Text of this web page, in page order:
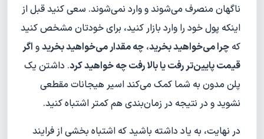
ناگهان منصرف می‌شوند و وارد نمی‌شوند. سعی کنید قبل از
اینکه پول خود را وارد بازار کنید، برای خودتان مشخص کنید
که چرا می‌خواهید بخرید، چه مقدار می‌خواهید بخریدو اگر
قیمت پایین‌تر رفت یا بالا رفت چه خواهید کرد. داشتن یک
پلن مدون به شما کمک می‌کند اسیر هیجانات مقطعی
نشوید و در نتیجه در زمان‌بندی هم کمتر اشتباه کنید.
در نهایت، به یاد داشته باشید که اشتباه بخشی از فرایند